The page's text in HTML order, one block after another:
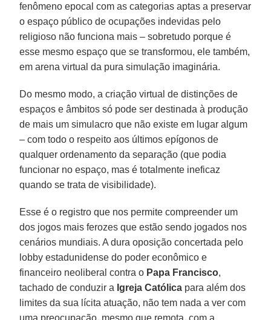
fenômeno epocal com as categorias aptas a preservar
o espaço público de ocupações indevidas pelo
religioso não funciona mais – sobretudo porque é
esse mesmo espaço que se transformou, ele também,
em arena virtual da pura simulação imaginária.
Do mesmo modo, a criação virtual de distinções de
espaços e âmbitos só pode ser destinada à produção
de mais um simulacro que não existe em lugar algum
– com todo o respeito aos últimos epígonos de
qualquer ordenamento da separação (que podia
funcionar no espaço, mas é totalmente ineficaz
quando se trata de visibilidade).
Esse é o registro que nos permite compreender um
dos jogos mais ferozes que estão sendo jogados nos
cenários mundiais. A dura oposição concertada pelo
lobby estadunidense do poder econômico e
financeiro neoliberal contra o Papa Francisco,
tachado de conduzir a Igreja Católica para além dos
limites da sua lícita atuação, não tem nada a ver com
uma preocupação, mesmo que remota, com a